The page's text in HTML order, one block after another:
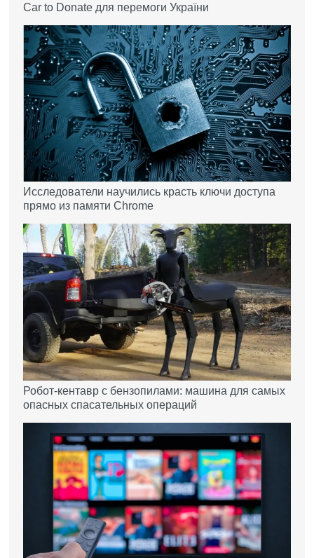
Car to Donate для перемоги України
Исследователи научились красть ключи доступа
прямо из памяти Chrome
Робот-кентавр с бензопилами: машина для самых
опасных спасательных операций